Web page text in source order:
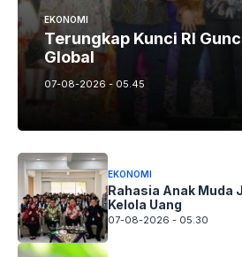
EKONOMI
Terungkap Kunci RI
Global
07-08-2026 - 05.45
EKONOMI
Rahasia Anak Muda
Kelola Uang
07-08-2026 - 05.30